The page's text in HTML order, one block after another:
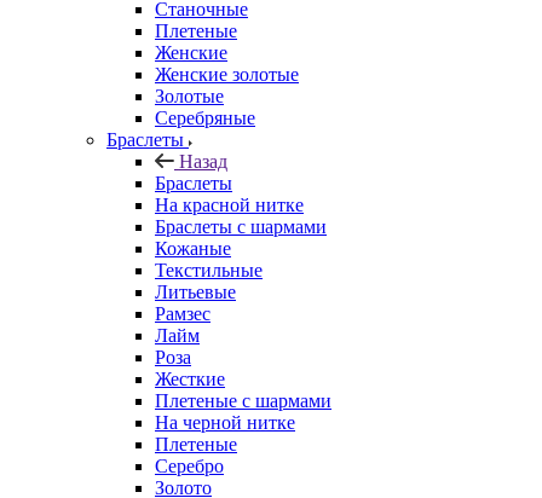
Станочные
Плетеные
Женские
Женские золотые
Золотые
Серебряные
Браслеты
Назад
Браслеты
На красной нитке
Браслеты с шармами
Кожаные
Текстильные
Литьевые
Рамзес
Лайм
Роза
Жесткие
Плетеные с шармами
На черной нитке
Плетеные
Серебро
Золото